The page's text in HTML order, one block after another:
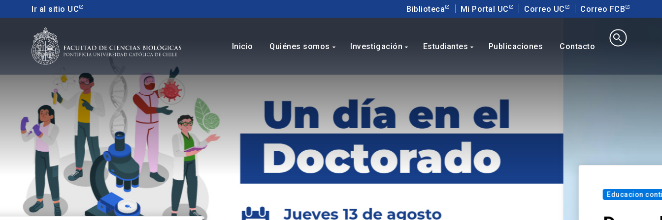
Ir al sitio UC Biblioteca Mi Portal UC Correo UC Correo FCB
Inicio Quiénes somos arrow_drop_down Investigación arrow_drop_down Estudiantes arrow_drop_down Publicaciones Contacto
search
Educacion continua